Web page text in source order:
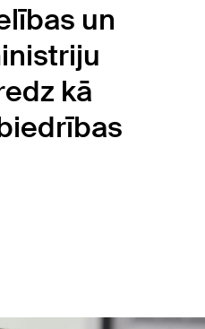
un
kā